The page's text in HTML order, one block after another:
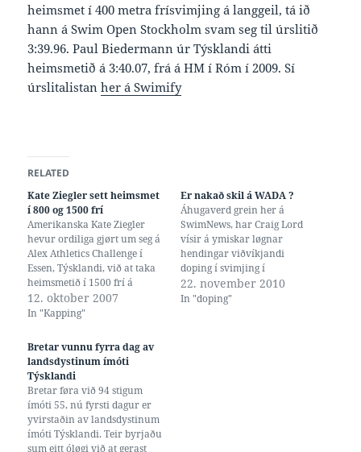
heimsmet í 400 metra frísvimjing á langgeil, tá ið
hann á Swim Open Stockholm svam seg til úrslitið
3:39.96. Paul Biedermann úr Týsklandi átti
heimsmetið á 3:40.07, frá á HM í Róm í 2009. Sí
úrslitalistanher á Swimify
RELATED
Kate Ziegler sett heimsmet
í 800 og 1500 frí
Amerikanska Kate Ziegler
hevur ordiliga gjørt um seg á
Alex Athletics Challenge í
Essen, Týsklandi, við at taka
heimsmetið í 1500 frí á
stuttbana, og í somu atløgu
seta nýtt heimsmet í 800 frí.
8:09.68 í 800 frí, og 15:42.39 í
1500. Laure Manadou átti
bæði metini…
12. oktober 2007
In "Kapping"
Er nakað skil á WADA ?
Áhugaverd grein her á
SwimNews, har Craig Lord
vísir á ymiskar løgnar
hendingar viðvíkjandi
doping í svimjing í
seinastuni. 19 ára gamli
Maxim Shcherbakov úr
22. november 2010
In "doping"
Bretar vunnu fyrra dag av
landsdystinum ímóti
Týsklandi
Bretar føra við 94 stigum
ímóti 55, nú fyrsti dagur er
yvirstaðin av landsdystinum
ímóti Týsklandi. Teir byrjaðu
sum eitt óløgi við at gerast